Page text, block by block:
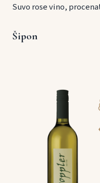
Suvo rose vino,
Šipon